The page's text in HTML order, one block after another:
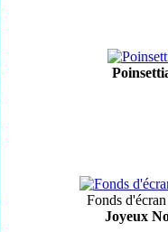
Fonds
Joyeux